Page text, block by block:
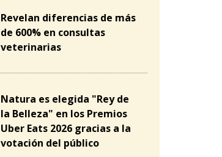
Revelan diferencias de más
de 600% en consultas
veterinarias
Natura es elegida "Rey de
la Belleza" en los Premios
Uber Eats 2026 gracias a la
votación del público